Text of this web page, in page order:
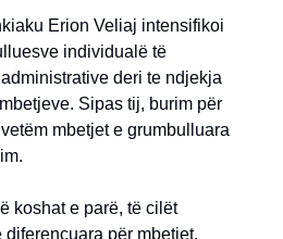
Erion Veliaj intensifikoi
individualë të
deri te ndjekja
Sipas tij, burim për
mbetjet e grumbulluara
koshat e parë, të cilët
për mbetjet,